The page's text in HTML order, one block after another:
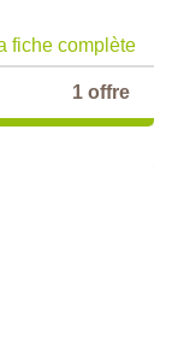
fiche complète
1 offre